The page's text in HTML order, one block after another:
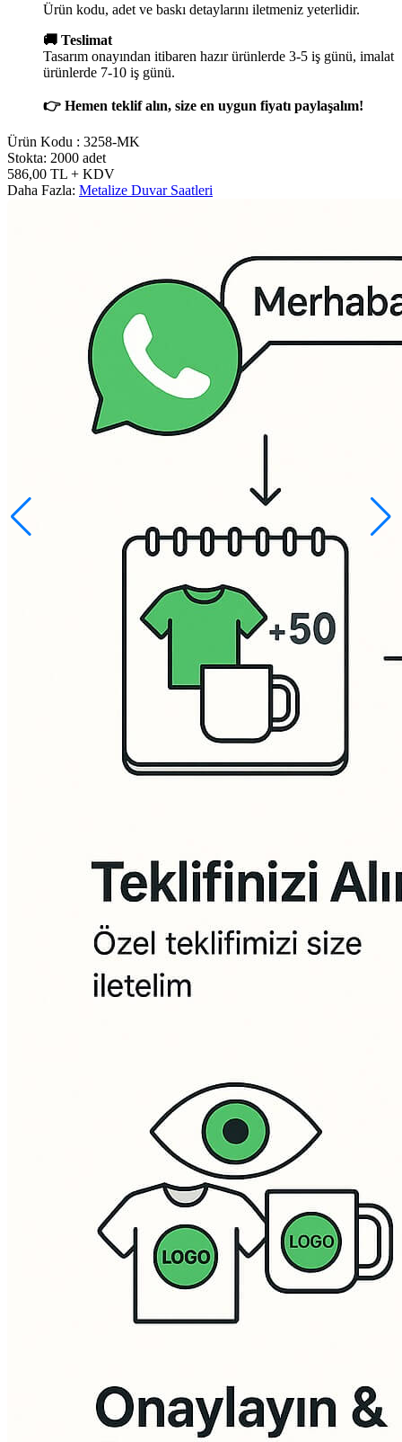
Ürün kodu, adet ve baskı detaylarını iletmeniz yeterlidir.
🚚 Teslimat
Tasarım onayından itibaren hazır ürünlerde 3-5 iş günü, imalat
ürünlerde 7-10 iş günü.
👉 Hemen teklif alın, size en uygun fiyatı paylaşalım!
Ürün Kodu : 3258-MK
Stokta: 2000 adet
586,00 TL + KDV
Daha Fazla: Metalize Duvar Saatleri